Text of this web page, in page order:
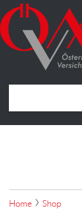
Home Shop